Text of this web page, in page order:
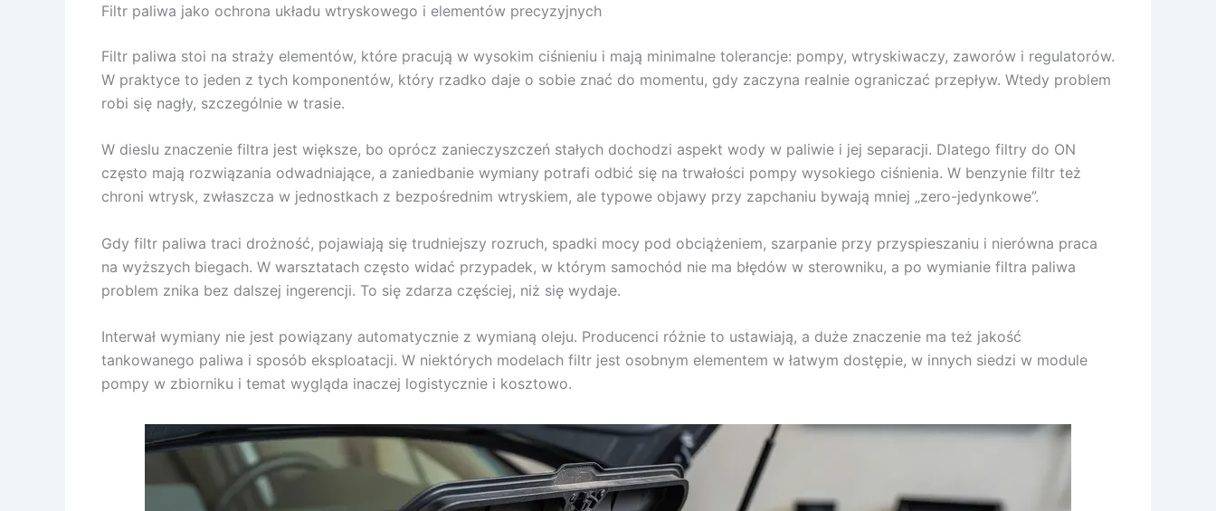
Filtr paliwa jako ochrona układu wtryskowego i elementów precyzyjnych
Filtr paliwa stoi na straży elementów, które pracują w wysokim ciśnieniu i mają minimalne tolerancje: pompy, wtryskiwaczy, zaworów i regulatorów.
W praktyce to jeden z tych komponentów, który rzadko daje o sobie znać do momentu, gdy zaczyna realnie ograniczać przepływ. Wtedy problem
robi się nagły, szczególnie w trasie.
W dieslu znaczenie filtra jest większe, bo oprócz zanieczyszczeń stałych dochodzi aspekt wody w paliwie i jej separacji. Dlatego filtry do ON
często mają rozwiązania odwadniające, a zaniedbanie wymiany potrafi odbić się na trwałości pompy wysokiego ciśnienia. W benzynie filtr też
chroni wtrysk, zwłaszcza w jednostkach z bezpośrednim wtryskiem, ale typowe objawy przy zapchaniu bywają mniej „zero-jedynkowe”.
Gdy filtr paliwa traci drożność, pojawiają się trudniejszy rozruch, spadki mocy pod obciążeniem, szarpanie przy przyspieszaniu i nierówna praca
na wyższych biegach. W warsztatach często widać przypadek, w którym samochód nie ma błędów w sterowniku, a po wymianie filtra paliwa
problem znika bez dalszej ingerencji. To się zdarza częściej, niż się wydaje.
Interwał wymiany nie jest powiązany automatycznie z wymianą oleju. Producenci różnie to ustawiają, a duże znaczenie ma też jakość
tankowanego paliwa i sposób eksploatacji. W niektórych modelach filtr jest osobnym elementem w łatwym dostępie, w innych siedzi w module
pompy w zbiorniku i temat wygląda inaczej logistycznie i kosztowo.